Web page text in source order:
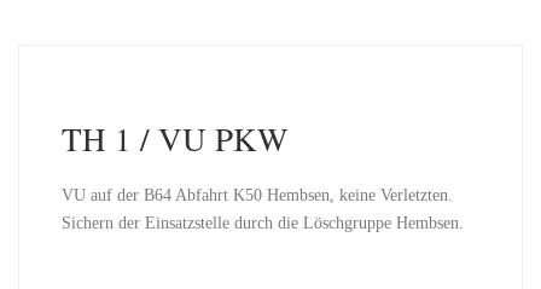
TH 1 / VU PKW
VU auf der B64 Abfahrt K50 Hembsen, keine Verletzten.
Sichern der Einsatzstelle durch die Löschgruppe Hembsen.